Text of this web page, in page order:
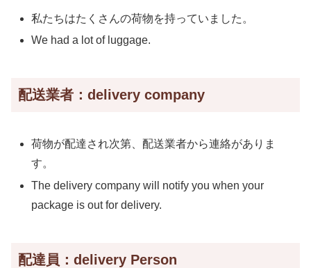
私たちはたくさんの荷物を持っていました。
We had a lot of luggage.
配送業者：delivery company
荷物が配達され次第、配送業者から連絡がありま
す。
The delivery company will notify you when your
package is out for delivery.
配達員：delivery Person